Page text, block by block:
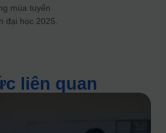
mùa tuyển
đại học 2025.
liên quan